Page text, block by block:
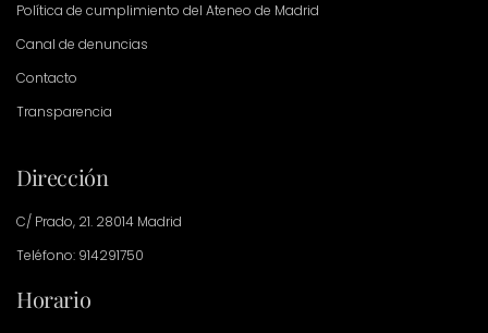
Política de cumplimiento del Ateneo de Madrid
Canal de denuncias
Contacto
Transparencia
Dirección
C/ Prado, 21. 28014 Madrid
Teléfono: 914291750
Horario